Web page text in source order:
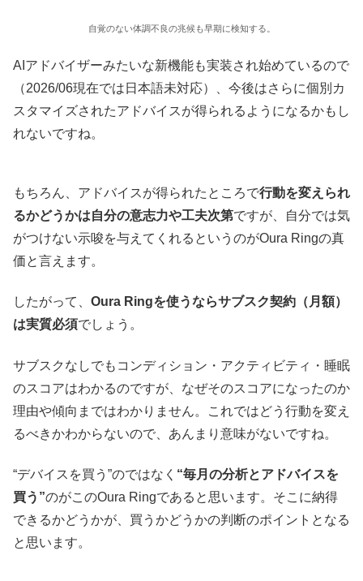
自覚のない体調不良の兆候も早期に検知する。
AIアドバイザーみたいな新機能も実装され始めているので
（2026/06現在では日本語未対応）、今後はさらに個別カ
スタマイズされたアドバイスが得られるようになるかもし
れないですね。
もちろん、アドバイスが得られたところで行動を変えられ
るかどうかは自分の意志力や工夫次第ですが、自分では気
がつけない示唆を与えてくれるというのがOura Ringの真
価と言えます。
したがって、 Oura Ringを使うならサブスク契約（月額）
は実質必須でしょう。
サブスクなしでもコンディション・アクティビティ・睡眠
のスコアはわかるのですが、なぜそのスコアになったのか
理由や傾向まではわかりません。これではどう行動を変え
るべきかわからないので、あんまり意味がないですね。
“デバイスを買う”のではなく “毎月の分析とアドバイスを
買う”のがこのOura Ringであると思います。そこに納得
できるかどうかが、買うかどうかの判断のポイントとなる
と思います。